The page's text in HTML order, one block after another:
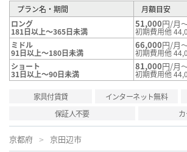
プラン名・期間
月額目安
ロング
181日以上～365日未満
51,000円/月
初期費用他
ミドル
91日以上～180日未満
66,000円/月
初期費用他
ショート
31日以上～90日未満
81,000円/月
初期費用他
家具付賃貸 インターネット無料
保証人不要
京都府 京田辺市